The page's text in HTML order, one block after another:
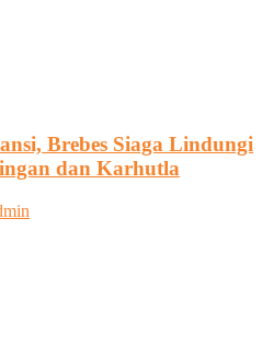
Brebes Siaga Lindungi
dan Karhutla